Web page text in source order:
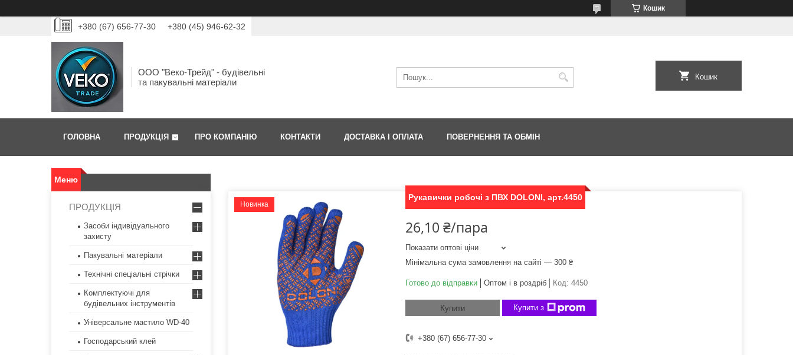
Кошик
+380 (67) 656-77-30 +380 (45) 946-62-32
ООО "Веко-Трейд" - будівельні
та пакувальні матеріали
Кошик
ГОЛОВНА ПРОДУКЦІЯ ПРО КОМПАНІЮ КОНТАКТИ ДОСТАВКА І ОПЛАТА ПОВЕРНЕННЯ ТА ОБМІН
Новинка
Рукавички робочі з ПВХ DOLONI, арт.4450
26,10 ₴/пара
Показати оптові ціни
Мінімальна сума замовлення на сайті — 300 ₴
Готово до відправки Оптом і в роздріб Код: 4450
Купити Купити з
+380 (67) 656-77-30
ПРОДУКЦІЯ
Засоби індивідуального
захисту
Пакувальні матеріали
Технічні спеціальні стрічки
Комплектуючі для
будівельних інструментів
Універсальне мастило WD-40
Господарський клей